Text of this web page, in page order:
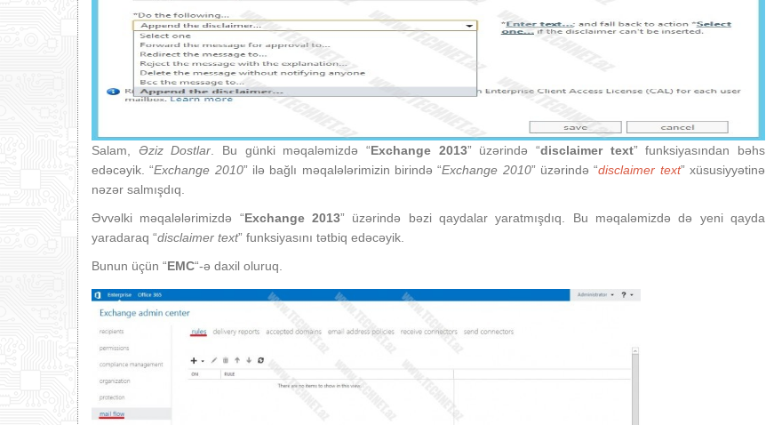
Salam, Əziz Dostlar . Bu günki məqaləmizdə “Exchange 2013” üzərində “disclaimer text” funksiyasından bəhs
edəcəyik. “Exchange 2010” ilə bağlı məqalələrimizin birində “Exchange 2010” üzərində “disclaimer text” xüsusiyyətinə
nəzər salmışdıq.
Əvvəlki məqalələrimizdə “Exchange 2013” üzərində bəzi qaydalar yaratmışdıq. Bu məqaləmizdə də yeni qayda
yaradaraq “disclaimer text” funksiyasını tətbiq edəcəyik.
Bunun üçün “EMC“-ə daxil oluruq.